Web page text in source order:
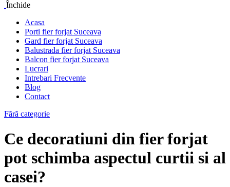
Închide
Acasa
Porti fier forjat Suceava
Gard fier forjat Suceava
Balustrada fier forjat Suceava
Balcon fier forjat Suceava
Lucrari
Intrebari Frecvente
Blog
Contact
Fără categorie
Ce decoratiuni din fier forjat
pot schimba aspectul curtii si al
casei?